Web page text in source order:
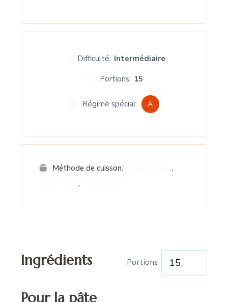
Difficulté: Intermédiaire
Portions: 15
Régime spécial: A
Méthode de cuisson: Cook Expert,
Ninja Foodi,
Ingrédients Portions
Pour la pâte